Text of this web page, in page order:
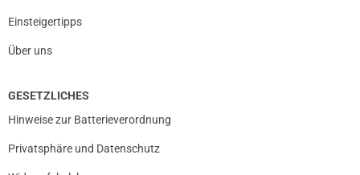
Einsteigertipps
Über uns
GESETZLICHES
Hinweise zur Batterieverordnung
Privatsphäre und Datenschutz